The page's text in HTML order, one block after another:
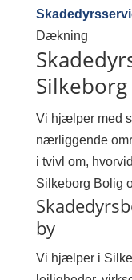
Dækning
Vi hjælper med
nærliggende
i tvivl om,
Silkeborg Bolig
by
Vi hjælper i